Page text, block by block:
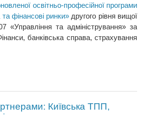
освітньо-професійної програми
фінансові ринки» другого рівня вищої
«Управління та адміністрування» за
банківська справа, страхування
Київська ТПП,